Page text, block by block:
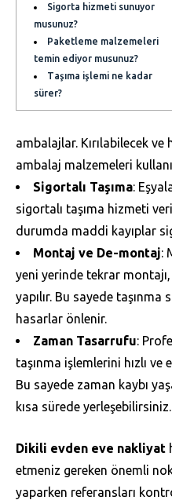
Sigorta hizmeti sunuyor
musunuz?
Paketleme malzemeleri
temin ediyor musunuz?
Taşıma işlemi ne kadar
sürer?
ambalajlar. Kırılabilecek
ambalaj malzemeleri
Sigortalı Taşıma:
sigortalı taşıma hizmeti
durumda maddi kayıplar
Montaj ve De-montaj:
yeni yerinde tekrar
yapılır. Bu sayede taşınma
hasarlar önlenir.
Zaman Tasarrufu:
taşınma işlemlerini hızlı
Bu sayede zaman kaybı
kısa sürede yerleşebilirsiniz.
Dikili evden eve nakliyat
etmeniz gereken önemli
yaparken referansları